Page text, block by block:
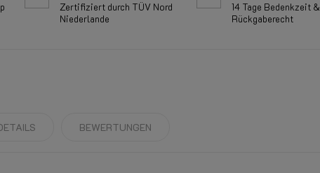
Zertifiziert durch TÜV Nord
Niederlande
14 Tage Bedenkzeit &
Rückgaberecht
BEWERTUNGEN